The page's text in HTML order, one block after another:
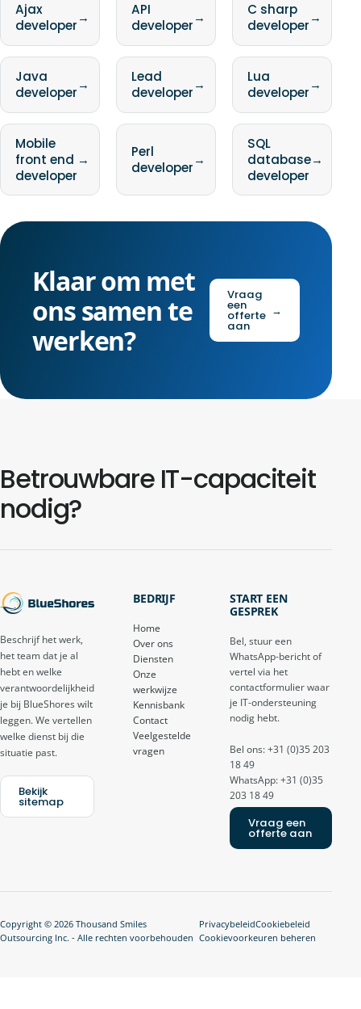
Ajax
developer→
API
developer→
C sharp
developer→
Java
developer→
Lead
developer→
Lua
developer→
Mobile
front end
developer
→
Perl
developer→
SQL
database
developer
→
Klaar om met
ons samen te
werken?
Vraag
een
offerte
aan
→
Betrouwbare IT-capaciteit
nodig?
Beschrijf het werk,
het team dat je al
hebt en welke
verantwoordelijkheid
je bij BlueShores wilt
leggen. We vertellen
welke dienst bij die
situatie past.
Bekijk
sitemap
BEDRIJF
Home
Over ons
Diensten
Onze
werkwijze
Kennisbank
Contact
Veelgestelde
vragen
START EEN
GESPREK
Bel, stuur een
WhatsApp-bericht of
vertel via het
contactformulier waar
je IT-ondersteuning
nodig hebt.
Bel ons: +31 (0)35 203
18 49
WhatsApp: +31 (0)35
203 18 49
Vraag een
offerte aan
Copyright © 2026 Thousand Smiles
Outsourcing Inc. - Alle rechten voorbehouden
PrivacybeleidCookiebeleid
Cookievoorkeuren beheren